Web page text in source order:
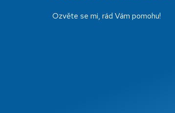
Ozvěte se mi, rád Vám pomohu!